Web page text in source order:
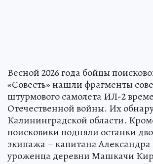
Весной 2026 года бойцы
«Совесть» нашли фрагменты
штурмового самолета ИЛ-2
Отечественной войны. Их
Калининградской области.
поисковики подняли останки
экипажа – капитана
уроженца деревни Машкачи